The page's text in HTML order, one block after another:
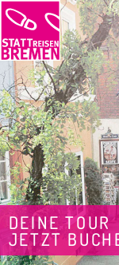
DEINE TOUR
JETZT